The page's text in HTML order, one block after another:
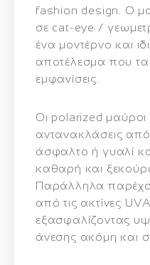
fashion design. Ο
σε cat-eye /
ένα μοντέρνο και
αποτέλεσμα που
εμφανίσεις.
Οι polarized μαύροι
αντανακλάσεις
άσφαλτο ή γυαλί
καθαρή και
Παράλληλα
από τις ακτίνες
εξασφαλίζοντας
άνεσης ακόμη και